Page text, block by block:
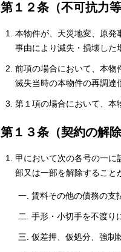
第１２条（不可抗力等
本物件が、天災地変、原発
事由により滅失・損壊した
前項の場合において、本物
滅失当時の本物件の再調達
第１項の場合において、本
第１３条（契約の解除
甲において次の各号の一
部又は一部を解除すること
賃料その他の債務の支
手形・小切手を不渡り
仮差押、仮処分、強制